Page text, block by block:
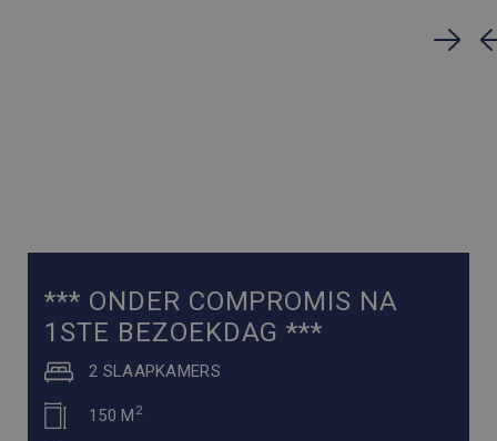
*** ONDER COMPROMIS NA
1STE BEZOEKDAG ***
2 SLAAPKAMERS
150 M 2